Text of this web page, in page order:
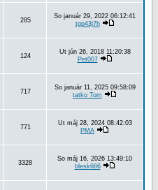
285
So január 29, 2022 06:12:41
tgp43j7h
124
Ut jún 26, 2018 11:20:38
Pet007
717
So január 11, 2025 09:58:09
tatko Tom
771
Ut máj 28, 2024 08:42:03
PMA
3328
So máj 16, 2026 13:49:10
blesk666